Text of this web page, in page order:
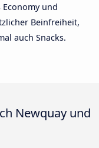
Economy und
Beinfreiheit,
auch Snacks.
Newquay und